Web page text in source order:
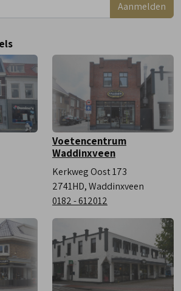
9:00 - 18:00
9:00 - 17:00
Aanmelden
Voetencentrum
Waddinxveen
Kerkweg Oost 173
2741HD, Waddinxveen
0182 - 612012